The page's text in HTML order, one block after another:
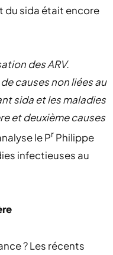
du sida était encore
des ARV.
causes non liées au
sida et les maladies
et deuxième causes
le Pr Philippe
infectieuses au
? Les récents